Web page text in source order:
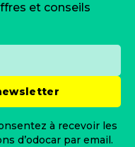
et conseils
à recevoir les
d’odocar par email.